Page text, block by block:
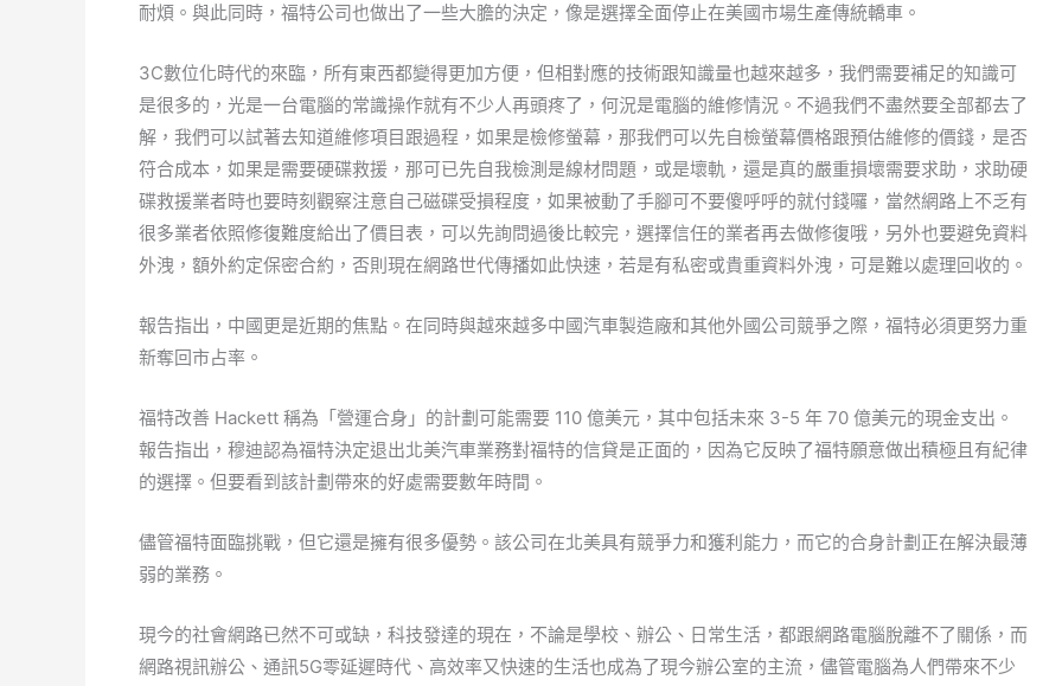
耐煩。與此同時，福特公司也做出了一些大膽的決定，像是選擇全面停止在美國市場生產傳統轎車。
3C數位化時代的來臨，所有東西都變得更加方便，但相對應的技術跟知識量也越來越多，我們需要補足的知識可
是很多的，光是一台電腦的常識操作就有不少人再頭疼了，何況是電腦的維修情況。不過我們不盡然要全部都去了
解，我們可以試著去知道維修項目跟過程，如果是檢修螢幕，那我們可以先自檢螢幕價格跟預估維修的價錢，是否
符合成本，如果是需要硬碟救援，那可已先自我檢測是線材問題，或是壞軌，還是真的嚴重損壞需要求助，求助硬
碟救援業者時也要時刻觀察注意自己磁碟受損程度，如果被動了手腳可不要傻呼呼的就付錢囉，當然網路上不乏有
很多業者依照修復難度給出了價目表，可以先詢問過後比較完，選擇信任的業者再去做修復哦，另外也要避免資料
外洩，額外約定保密合約，否則現在網路世代傳播如此快速，若是有私密或貴重資料外洩，可是難以處理回收的。
報告指出，中國更是近期的焦點。在同時與越來越多中國汽車製造廠和其他外國公司競爭之際，福特必須更努力重
新奪回市占率。
福特改善 Hackett 稱為「營運合身」的計劃可能需要 110 億美元，其中包括未來 3-5 年 70 億美元的現金支出。
報告指出，穆迪認為福特決定退出北美汽車業務對福特的信貸是正面的，因為它反映了福特願意做出積極且有紀律
的選擇。但要看到該計劃帶來的好處需要數年時間。
儘管福特面臨挑戰，但它還是擁有很多優勢。該公司在北美具有競爭力和獲利能力，而它的合身計劃正在解決最薄
弱的業務。
現今的社會網路已然不可或缺，科技發達的現在，不論是學校、辦公、日常生活，都跟網路電腦脫離不了關係，而
網路視訊辦公、通訊5G零延遲時代、高效率又快速的生活也成為了現今辦公室的主流，儘管電腦為人們帶來不少